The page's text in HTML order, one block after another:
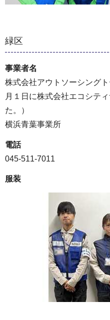
緑区
事業者名
株式会社アウトソーシング
月１日に株式会社エコシテ
た。）
横浜青葉事業所
電話
045-511-7011
服装